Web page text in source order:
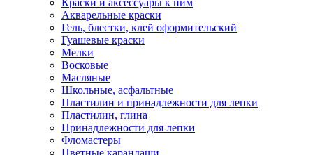
Краски и аксессуары к ним
Акварельные краски
Гель, блестки, клей оформительский
Гуашевые краски
Мелки
Восковые
Масляные
Школьные, асфальтные
Пластилин и принадлежности для лепки
Пластилин, глина
Принадлежности для лепки
Фломастеры
Цветные карандаши